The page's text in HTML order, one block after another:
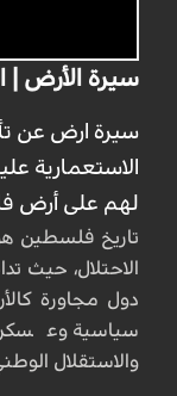
سيرة الأرض |
سيرة ارض عن
الاستعمارية
لهم على أرض
تاريخ فلسطين
الاحتلال، حيث
دول مجاورة
سياسية
والاستقلال